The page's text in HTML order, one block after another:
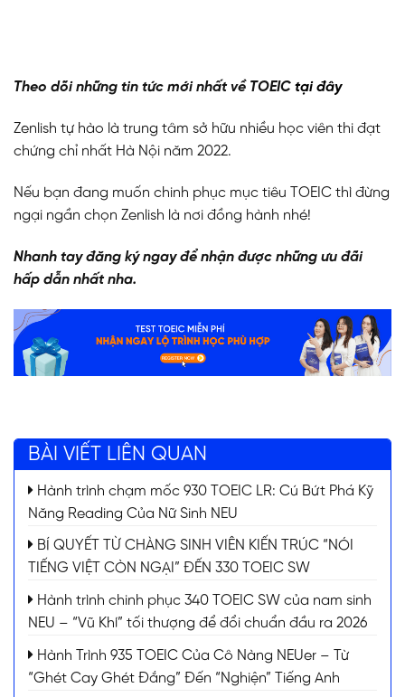
Theo dõi những tin tức mới nhất về TOEIC tại đây
Zenlish tự hào là trung tâm sở hữu nhiều học viên thi đạt
chứng chỉ nhất Hà Nội năm 2022.
Nếu bạn đang muốn chinh phục mục tiêu TOEIC thì đừng
ngại ngần chọn Zenlish là nơi đồng hành nhé!
Nhanh tay đăng ký ngay để nhận được những ưu đãi
hấp dẫn nhất nha.
BÀI VIẾT LIÊN QUAN
Hành trình chạm mốc 930 TOEIC LR: Cú Bứt Phá Kỹ
Năng Reading Của Nữ Sinh NEU
BÍ QUYẾT TỪ CHÀNG SINH VIÊN KIẾN TRÚC “NÓI
TIẾNG VIỆT CÒN NGẠI” ĐẾN 330 TOEIC SW
Hành trình chinh phục 340 TOEIC SW của nam sinh
NEU – “Vũ Khí” tối thượng để đổi chuẩn đầu ra 2026
Hành Trình 935 TOEIC Của Cô Nàng NEUer – Từ
“Ghét Cay Ghét Đắng” Đến “Nghiện” Tiếng Anh